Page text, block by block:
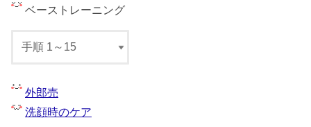
ベーストレーニング
外郎売
洗顔時のケア